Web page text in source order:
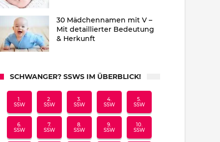
30 Mädchennamen mit V –
Mit detaillierter Bedeutung
& Herkunft
SCHWANGER? SSWS IM ÜBERBLICK!
1.
SSW
2.
SSW
3.
SSW
4.
SSW
5.
SSW
6.
SSW
7.
SSW
8.
SSW
9.
SSW
10.
SSW